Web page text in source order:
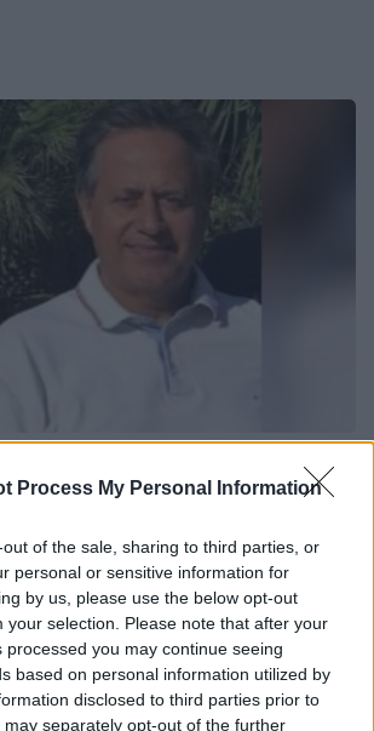
Process My Personal Information
of the sale, sharing to third parties, or
personal or sensitive information for
by us, please use the below opt-out
your selection. Please note that after your
processed you may continue seeing
based on personal information utilized by
disclosed to third parties prior to
separately opt-out of the further
εφηύρε ο
Ανάμεσα τους Τσίπρας,
Libre